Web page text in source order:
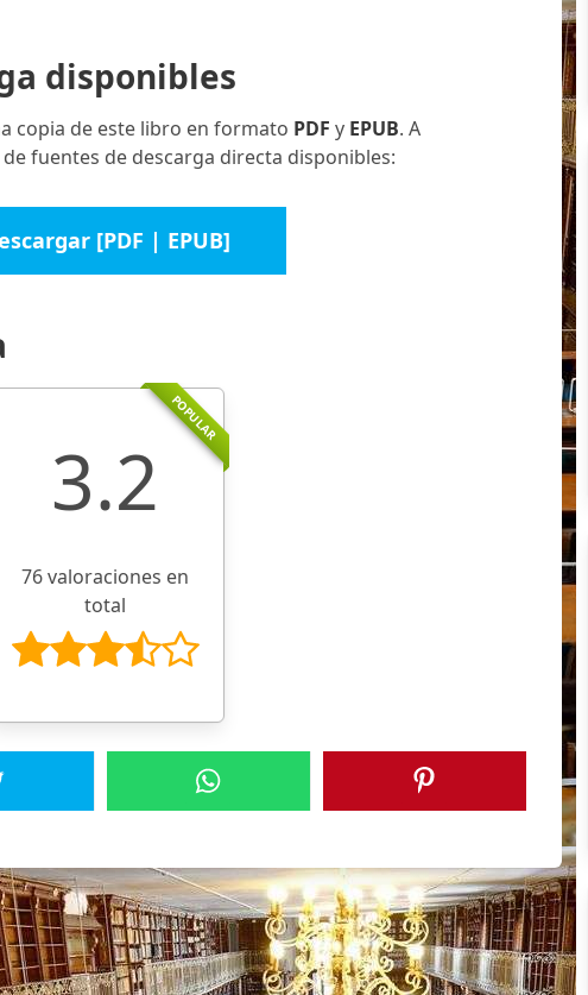
disponibles
copia de este libro en formato PDF y EPUB. A
fuentes de descarga directa disponibles:
[PDF | EPUB]
POPULAR
3.2
76 valoraciones en
total